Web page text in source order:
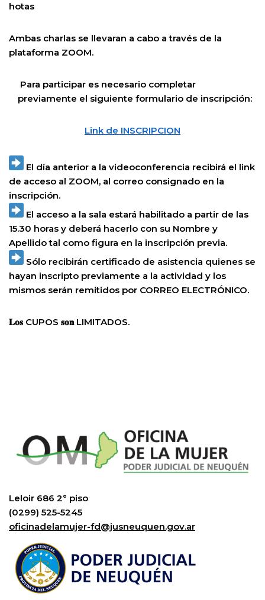
hotas
Ambas charlas se llevaran a cabo a través de la
plataforma ZOOM.
Para participar es necesario completar
previamente el siguiente formulario de inscripción:
Link de INSCRIPCION
El día anterior a la videoconferencia recibirá el link
de acceso al ZOOM, al correo consignado en la
inscripción.
El acceso a la sala estará habilitado a partir de las
15.30 horas y deberá hacerlo con su Nombre y
Apellido tal como figura en la inscripción previa.
Sólo recibirán certificado de asistencia quienes se
hayan inscripto previamente a la actividad y los
mismos serán remitidos por CORREO ELECTRÓNICO.
𝐋𝐨𝐬 CUPOS 𝐬𝐨𝐧 LIMITADOS.
Leloir 686 2° piso
(0299) 525-5245
oficinadelamujer-fd@jusneuquen.gov.ar